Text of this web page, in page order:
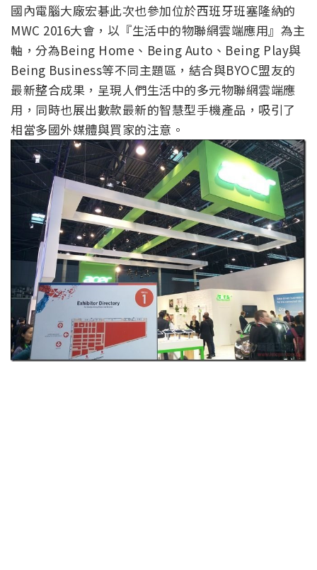
國內電腦大廠宏碁此次也參加位於西班牙班塞隆納的
MWC 2016大會，以『生活中的物聯網雲端應用』為主
軸，分為Being Home、Being Auto、Being Play與
Being Business等不同主題區，結合與BYOC盟友的
最新整合成果，呈現人們生活中的多元物聯網雲端應
用，同時也展出數款最新的智慧型手機產品，吸引了
相當多國外媒體與買家的注意。